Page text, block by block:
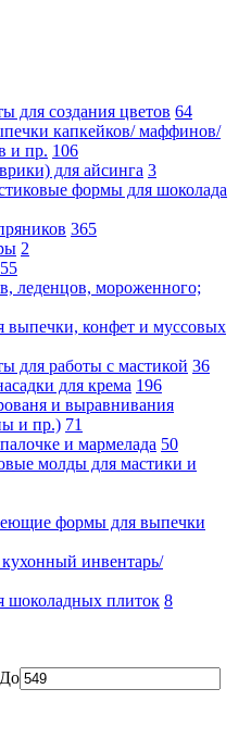
для создания цветов 64
капкейков/ маффинов/
и пр. 106
для айсинга 3
формы для шоколада
365
2
55
леденцов, мороженного;
конфет и муссовых
для работы с мастикой 36
для крема 196
и выравнивания
и пр.) 71
и мармелада 50
молды для мастики и
формы для выпечки
инвентарь/
шоколадных плиток 8
До